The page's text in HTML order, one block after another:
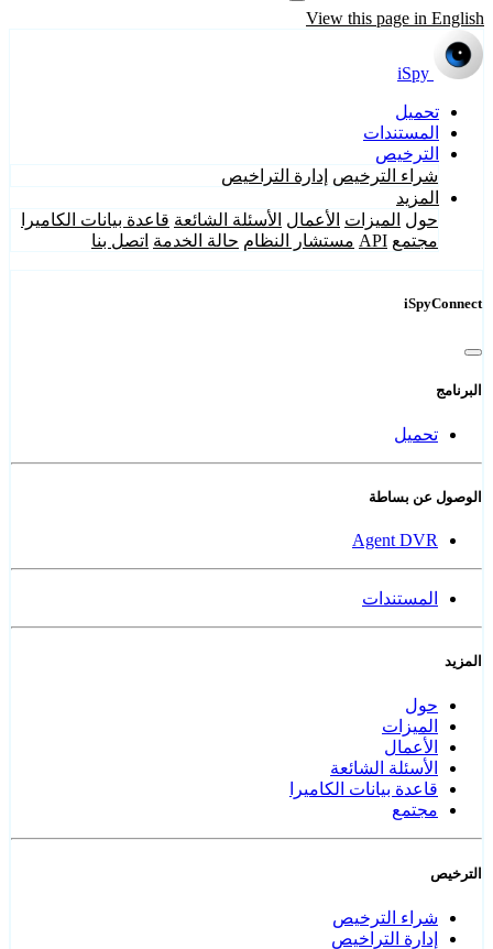
View this page in English
iSpy
تحميل
المستندات
الترخيص
شراء الترخيص إدارة التراخيص
المزيد
حول الميزات الأعمال الأسئلة الشائعة قاعدة بيانات الكاميرا
مجتمع API مستشار النظام حالة الخدمة اتصل بنا
iSpyConnect
البرنامج
تحميل
الوصول عن بساطة
Agent DVR
المستندات
المزيد
حول
الميزات
الأعمال
الأسئلة الشائعة
قاعدة بيانات الكاميرا
مجتمع
الترخيص
شراء الترخيص
إدارة التراخيص